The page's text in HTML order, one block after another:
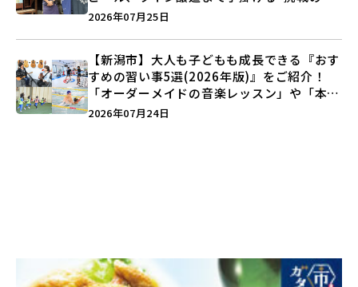
史”に迫る♪
2026年07月25日
【新潟市】大人も子どもも成長できる『おす
すめの習い事5選(2026年版)』をご紹介！
「オーダーメイドの音楽レッスン」や「本格
キックボクシング」で新しい自分を見つけよ
2026年07月24日